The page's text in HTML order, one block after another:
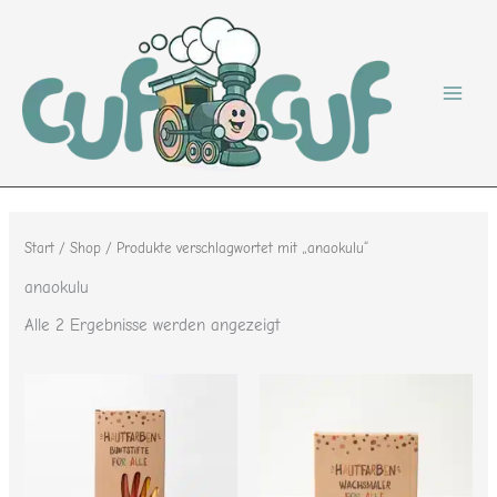
Start /Shop / Produkte verschlagwortet mit „anaokulu“
anaokulu
Alle 2 Ergebnisse werden angezeigt